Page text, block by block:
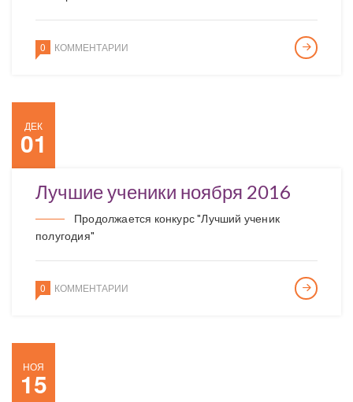
0 КОММЕНТАРИИ
ДЕК
01
Лучшие ученики ноября 2016
Продолжается конкурс "Лучший ученик
полугодия"
0 КОММЕНТАРИИ
НОЯ
15